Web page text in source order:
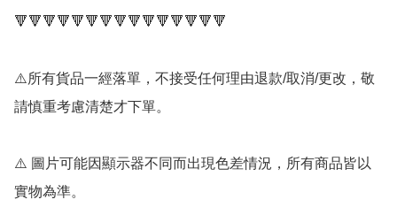
🔻🔻🔻🔻🔻🔻🔻🔻🔻🔻🔻🔻🔻🔻🔻
⚠️所有貨品一經落單，不接受任何理由退款/取消/更改，敬
請慎重考慮清楚才下單。
⚠️ 圖片可能因顯示器不同而出現色差情況，所有商品皆以
實物為準。